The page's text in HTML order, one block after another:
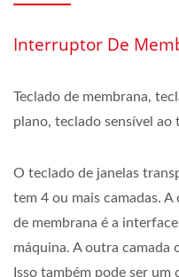
Interruptor De
Teclado de membrana,
plano, teclado sensível ao
O teclado de janelas
tem 4 ou mais camadas.
de membrana é a
máquina. A outra
Isso também pode ser